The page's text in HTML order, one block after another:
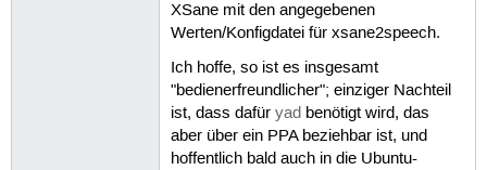
XSane mit den angegebenen
Werten/Konfigdatei für xsane2speech.
Ich hoffe, so ist es insgesamt
"bedienerfreundlicher"; einziger Nachteil
ist, dass dafür yad benötigt wird, das
aber über ein PPA beziehbar ist, und
hoffentlich bald auch in die Ubuntu-